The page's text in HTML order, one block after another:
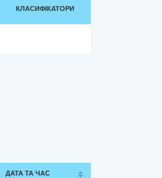
КЛАСИФІКАТОРИ
ДАТА ТА ЧАС